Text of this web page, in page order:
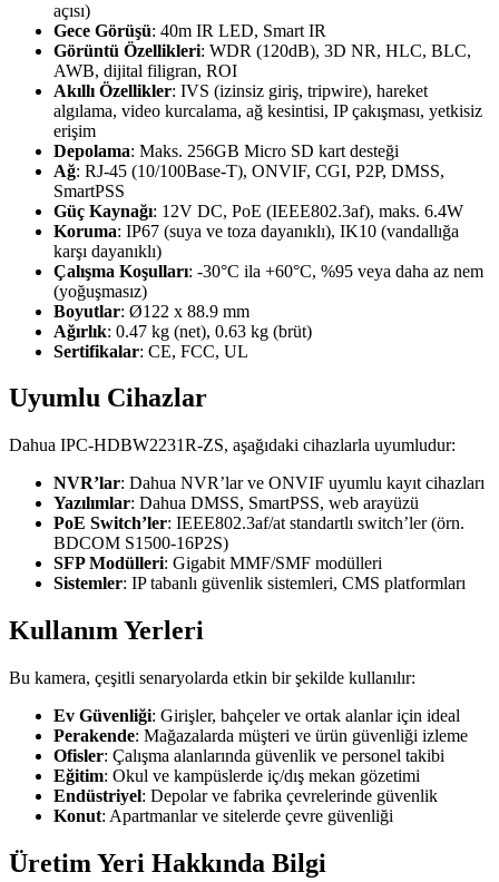
açısı)
Gece Görüşü: 40m IR LED, Smart IR
Görüntü Özellikleri: WDR (120dB), 3D NR, HLC, BLC,
AWB, dijital filigran, ROI
Akıllı Özellikler: IVS (izinsiz giriş, tripwire), hareket
algılama, video kurcalama, ağ kesintisi, IP çakışması, yetkisiz
erişim
Depolama: Maks. 256GB Micro SD kart desteği
Ağ: RJ-45 (10/100Base-T), ONVIF, CGI, P2P, DMSS,
SmartPSS
Güç Kaynağı: 12V DC, PoE (IEEE802.3af), maks. 6.4W
Koruma: IP67 (suya ve toza dayanıklı), IK10 (vandallığa
karşı dayanıklı)
Çalışma Koşulları: -30°C ila +60°C, %95 veya daha az nem
(yoğuşmasız)
Boyutlar: Ø122 x 88.9 mm
Ağırlık: 0.47 kg (net), 0.63 kg (brüt)
Sertifikalar: CE, FCC, UL
Uyumlu Cihazlar
Dahua IPC-HDBW2231R-ZS, aşağıdaki cihazlarla uyumludur:
NVR’lar: Dahua NVR’lar ve ONVIF uyumlu kayıt cihazları
Yazılımlar: Dahua DMSS, SmartPSS, web arayüzü
PoE Switch’ler: IEEE802.3af/at standartlı switch’ler (örn.
BDCOM S1500-16P2S)
SFP Modülleri: Gigabit MMF/SMF modülleri
Sistemler: IP tabanlı güvenlik sistemleri, CMS platformları
Kullanım Yerleri
Bu kamera, çeşitli senaryolarda etkin bir şekilde kullanılır:
Ev Güvenliği: Girişler, bahçeler ve ortak alanlar için ideal
Perakende: Mağazalarda müşteri ve ürün güvenliği izleme
Ofisler: Çalışma alanlarında güvenlik ve personel takibi
Eğitim: Okul ve kampüslerde iç/dış mekan gözetimi
Endüstriyel: Depolar ve fabrika çevrelerinde güvenlik
Konut: Apartmanlar ve sitelerde çevre güvenliği
Üretim Yeri Hakkında Bilgi